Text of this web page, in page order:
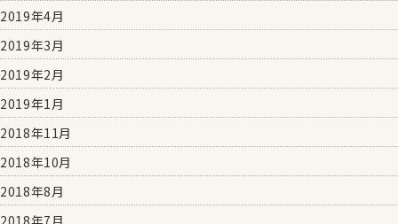
2019年4月
2019年3月
2019年2月
2019年1月
2018年11月
2018年10月
2018年8月
2018年7月